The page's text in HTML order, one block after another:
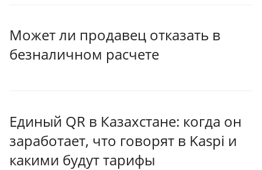
Может ли продавец отказать в
безналичном расчете
Единый QR в Казахстане: когда он
заработает, что говорят в Kaspi и
какими будут тарифы